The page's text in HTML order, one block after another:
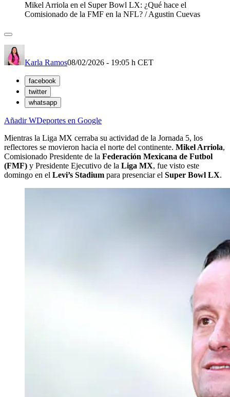
Mikel Arriola en el Super Bowl LX: ¿Qué hace el
Comisionado de la FMF en la NFL? /Agustin Cuevas
Karla Ramos08/02/2026 - 19:05 h CET
facebook
twitter
whatsapp
Añadir WDeportes en Google
Mientras la Liga MX cerraba su actividad de la Jornada 5, los
reflectores se movieron hacia el norte del continente. Mikel Arriola,
Comisionado Presidente de la Federación Mexicana de Futbol
(FMF) y Presidente Ejecutivo de la Liga MX, fue visto este
domingo en el Levi’s Stadium para presenciar el Super Bowl LX.